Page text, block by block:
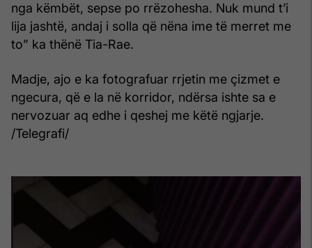
nga këmbët, sepse po rrëzohesha. Nuk mund t’i
lija jashtë, andaj i solla që nëna ime të merret me
to” ka thënë Tia-Rae.
Madje, ajo e ka fotografuar rrjetin me çizmet e
ngecura, që e la në korridor, ndërsa ishte sa e
nervozuar aq edhe i qeshej me këtë ngjarje.
/Telegrafi/